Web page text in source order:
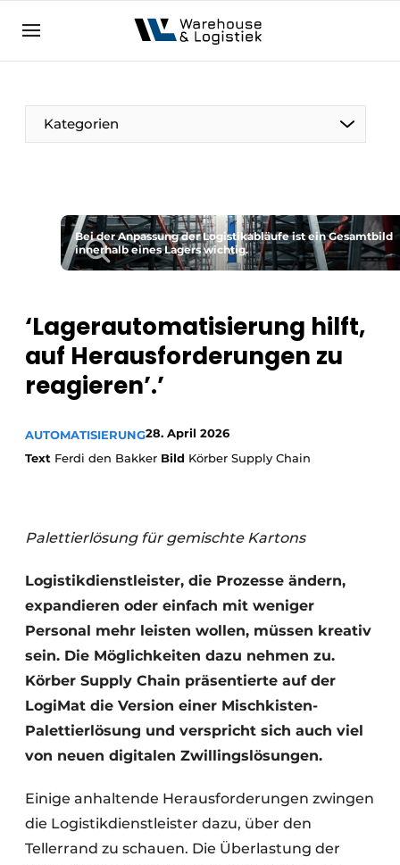
NL EN
Kategorien
Bei der Anpassung der Logistikabläufe ist ein Gesamtbild
innerhalb eines Lagers wichtig.
‘Lagerautomatisierung hilft,
auf Herausforderungen zu
reagieren’.’
AUTOMATISIERUNG28. April 2026
Text Ferdi den Bakker Bild Körber Supply Chain
Palettierlösung für gemischte Kartons
Logistikdienstleister, die Prozesse ändern,
expandieren oder einfach mit weniger
Personal mehr leisten wollen, müssen kreativ
sein. Die Möglichkeiten dazu nehmen zu.
Körber Supply Chain präsentierte auf der
LogiMat die Version einer Mischkisten-
Palettierlösung und verspricht sich auch viel
von neuen digitalen Zwillingslösungen.
Einige anhaltende Herausforderungen zwingen
die Logistikdienstleister dazu, über den
Tellerrand zu schauen. Die Überlastung der